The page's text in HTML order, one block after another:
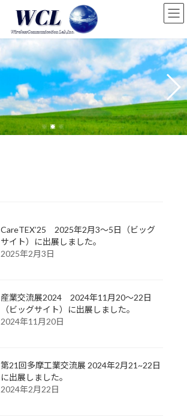
CareTEX’25 2025年2月3～5日（ビッグ
サイト）に出展しました。
2025年2月3日
産業交流展2024 2024年11月20～22日
（ビッグサイト）に出展しました。
2024年11月20日
第21回多摩工業交流展 2024年2月21~22日
に出展しました。
2024年2月22日